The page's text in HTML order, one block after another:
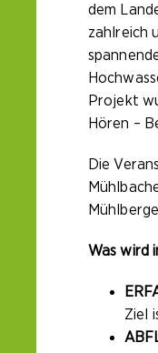
dem
zahlreich
Projekt
Hören –
Die
Was wird
Ziel